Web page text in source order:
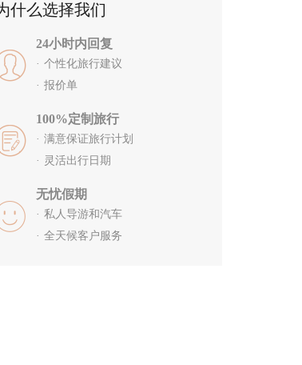
什么选择我们
24小时内回复
个性化旅行建议
报价单
100%定制旅行
满意保证旅行计划
灵活出行日期
无忧假期
私人导游和汽车
全天候客户服务